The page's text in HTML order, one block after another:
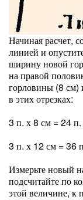
Начиная расчет,
линией и
ширину новой
на правой
горловины (8 см)
в этих отрезках:
3 п. х 8 см = 24
3 п. х 12 см = 36
Измерьте новый
подсчитайте по
этой величине, к